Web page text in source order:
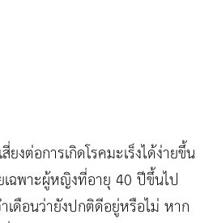
งต่อการเกิดโรคมะเร็งได้ง่ายขึ้น
ฉพาะผู้หญิงที่อายุ 40 ปีขึ้นไป
เดือนว่ายังปกติดีอยู่หรือไม่ หาก